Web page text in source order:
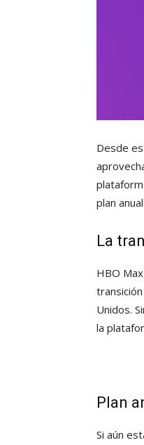
Desde
plan
La
HBO
Unidos.
la
Plan
Si aún